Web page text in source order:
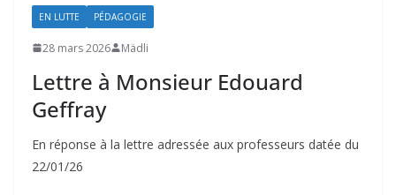
EN LUTTE PÉDAGOGIE
28 mars 2026 Mädli
Lettre à Monsieur Edouard
Geffray
En réponse à la lettre adressée aux professeurs datée du
22/01/26